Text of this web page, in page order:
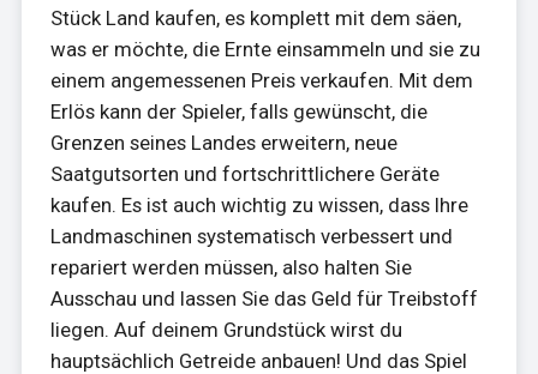
Stück Land kaufen, es komplett mit dem säen,
was er möchte, die Ernte einsammeln und sie zu
einem angemessenen Preis verkaufen. Mit dem
Erlös kann der Spieler, falls gewünscht, die
Grenzen seines Landes erweitern, neue
Saatgutsorten und fortschrittlichere Geräte
kaufen. Es ist auch wichtig zu wissen, dass Ihre
Landmaschinen systematisch verbessert und
repariert werden müssen, also halten Sie
Ausschau und lassen Sie das Geld für Treibstoff
liegen. Auf deinem Grundstück wirst du
hauptsächlich Getreide anbauen! Und das Spiel